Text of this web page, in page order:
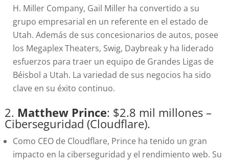
H. Miller Company, Gail Miller ha convertido a su
grupo empresarial en un referente en el estado de
Utah. Además de sus concesionarios de autos, posee
los Megaplex Theaters, Swig, Daybreak y ha liderado
esfuerzos para traer un equipo de Grandes Ligas de
Béisbol a Utah. La variedad de sus negocios ha sido
clave en su éxito continuo.
2. Matthew Prince: $2.8 mil millones –
Ciberseguridad (Cloudflare).
Como CEO de Cloudflare, Prince ha tenido un gran
impacto en la ciberseguridad y el rendimiento web. Su